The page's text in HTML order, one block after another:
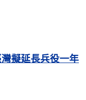
擬延長兵役一年